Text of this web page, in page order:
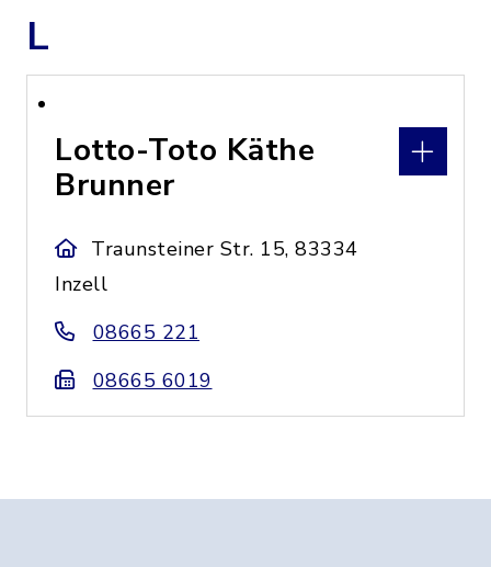
L
Lotto-Toto Käthe
Brunner
Traunsteiner Str. 15, 83334
Inzell
08665 221
08665 6019